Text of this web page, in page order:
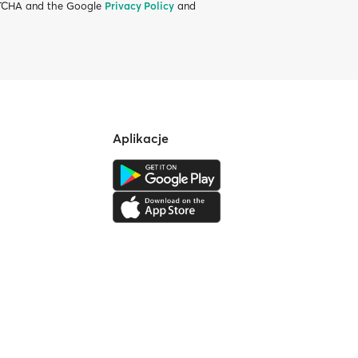
and the Google Privacy Policy and
Aplikacje